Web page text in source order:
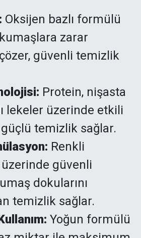
Oksijen bazlı formülü
zarar
güvenli temizlik
Protein, nişasta
lekeler üzerinde etkili
temizlik sağlar.
Renkli
üzerinde güvenli
dokularını
temizlik sağlar.
Yoğun formülü